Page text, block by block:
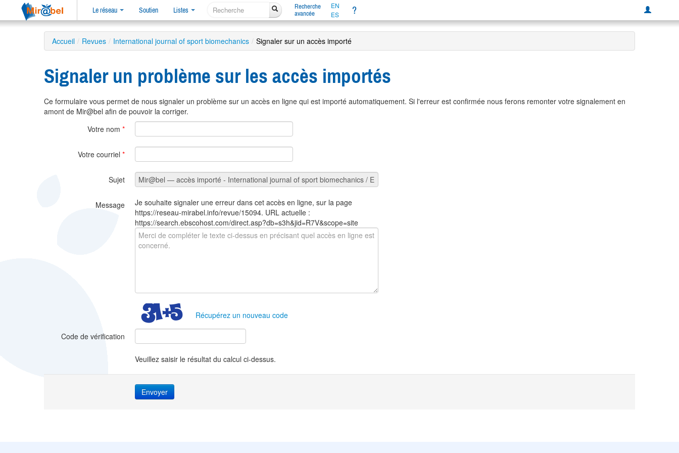
Le réseau Soutien Listes
Recherche
avancée
EN
ES
?
Accueil / Revues / International journal of sport biomechanics / Signaler sur un accès importé
Signaler un problème sur les accès importés
Ce formulaire vous permet de nous signaler un problème sur un accès en ligne qui est importé automatiquement. Si l'erreur est confirmée nous ferons remonter votre signalement en
amont de Mir@bel afin de pouvoir la corriger.
Votre nom *
Votre courriel *
Sujet
Message
Je souhaite signaler une erreur dans cet accès en ligne, sur la page
https://reseau-mirabel.info/revue/15094. URL actuelle :
https://search.ebscohost.com/direct.asp?db=s3h&jid=R7V&scope=site
Récupérez un nouveau code
Code de vérification
Veuillez saisir le résultat du calcul ci-dessus.
Envoyer